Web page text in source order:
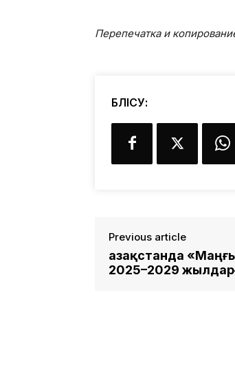
Перепечатка и
БӨЛІСУ:
Previous article
Қазақстанда
2025–2029